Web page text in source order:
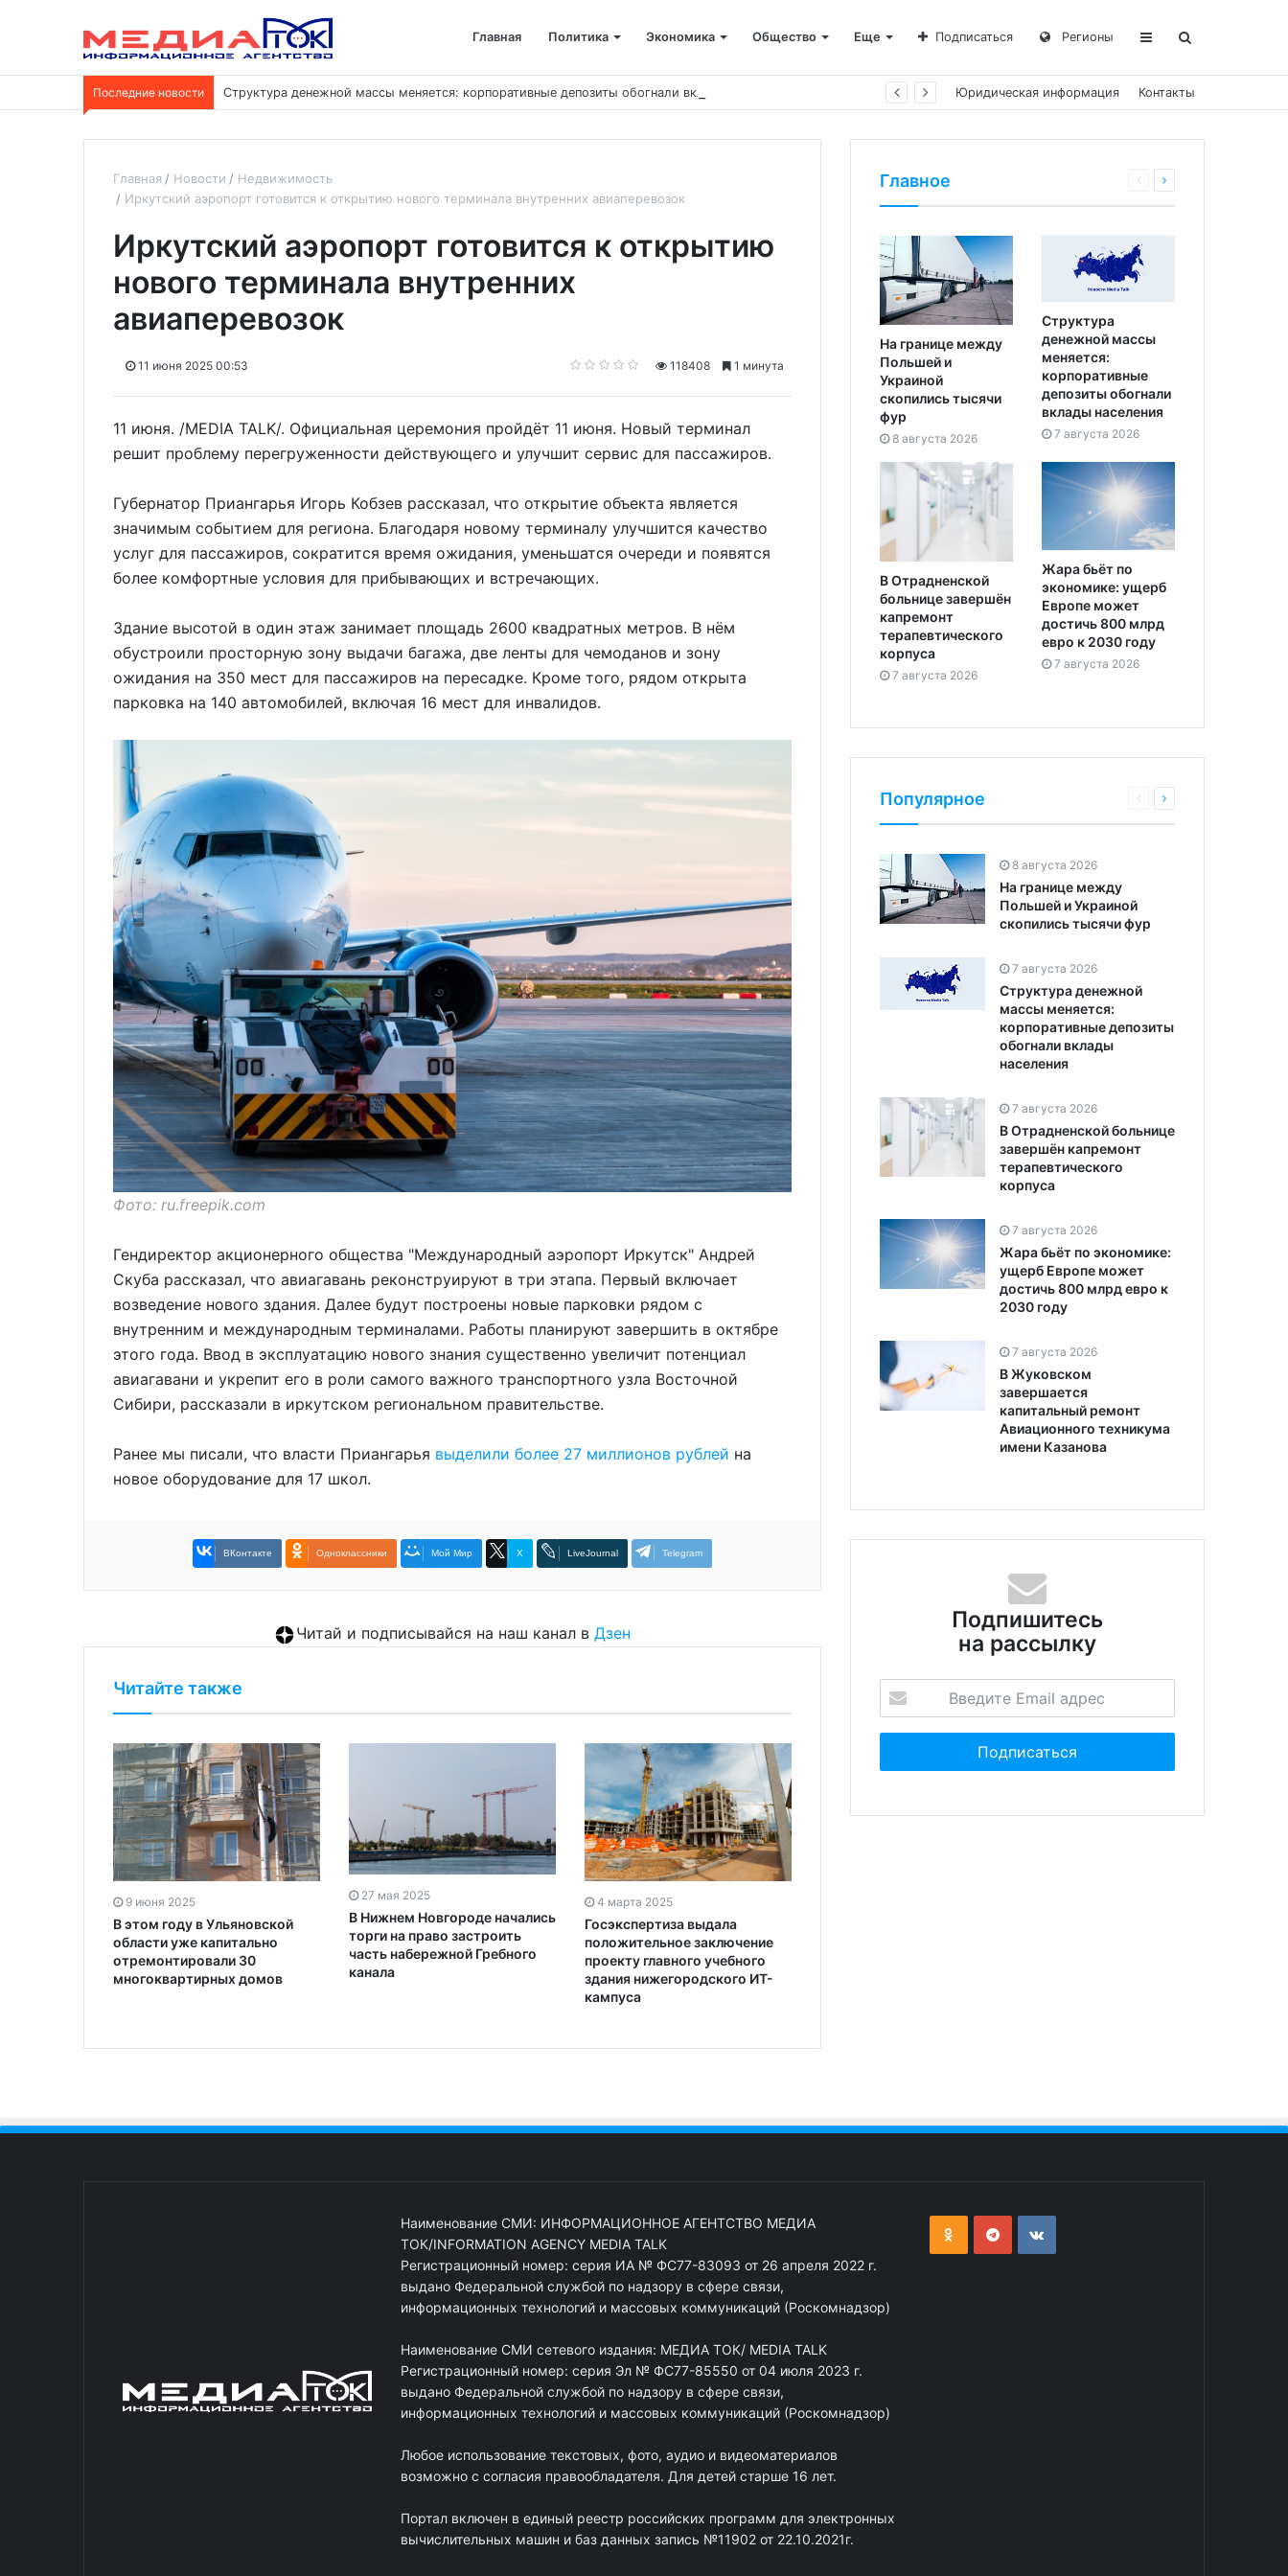
Главная Политика Экономика Общество Еще Подписаться Регионы
Последние новости Структура денежной массы меняется: корпоративные депозиты обогнали вклады населения Юридическая информация Контакты
Главная Новости
Недвижимость
Иркутский аэропорт готовится к открытию нового терминала внутренних авиаперевозок
Иркутский аэропорт готовится к открытию
нового терминала внутренних
авиаперевозок
11 июня 2025 00:53 118408 1 минута
11 июня. /MEDIA TALK/. Официальная церемония пройдёт 11 июня. Новый терминал
решит проблему перегруженности действующего и улучшит сервис для пассажиров.
Губернатор Приангарья Игорь Кобзев рассказал, что открытие объекта является
значимым событием для региона. Благодаря новому терминалу улучшится качество
услуг для пассажиров, сократится время ожидания, уменьшатся очереди и появятся
более комфортные условия для прибывающих и встречающих.
Здание высотой в один этаж занимает площадь 2600 квадратных метров. В нём
обустроили просторную зону выдачи багажа, две ленты для чемоданов и зону
ожидания на 350 мест для пассажиров на пересадке. Кроме того, рядом открыта
парковка на 140 автомобилей, включая 16 мест для инвалидов.
Фото: ru.freepik.com
Гендиректор акционерного общества "Международный аэропорт Иркутск" Андрей
Скуба рассказал, что авиагавань реконструируют в три этапа. Первый включает
возведение нового здания. Далее будут построены новые парковки рядом с
внутренним и международным терминалами. Работы планируют завершить в октябре
этого года. Ввод в эксплуатацию нового знания существенно увеличит потенциал
авиагавани и укрепит его в роли самого важного транспортного узла Восточной
Сибири, рассказали в иркутском региональном правительстве.
Ранее мы писали, что власти Приангарья выделили более 27 миллионов рублей на
новое оборудование для 17 школ.
ВКонтакте Одноклассники Мой Мир X LiveJournal Telegram
Читай и подписывайся на наш канал в Дзен
Читайте также
9 июня 2025
В этом году в Ульяновской
области уже капитально
отремонтировали 30
многоквартирных домов
27 мая 2025
В Нижнем Новгороде начались
торги на право застроить
часть набережной Гребного
канала
4 марта 2025
Госэкспертиза выдала
положительное заключение
проекту главного учебного
здания нижегородского ИТ-
кампуса
Главное
На границе между
Польшей и
Украиной
скопились тысячи
фур
8 августа 2026
Структура
денежной массы
меняется:
корпоративные
депозиты обогнали
вклады населения
7 августа 2026
В Отрадненской
больнице завершён
капремонт
терапевтического
корпуса
7 августа 2026
Жара бьёт по
экономике: ущерб
Европе может
достичь 800 млрд
евро к 2030 году
7 августа 2026
Популярное
8 августа 2026
На границе между
Польшей и Украиной
скопились тысячи фур
7 августа 2026
Структура денежной
массы меняется:
корпоративные депозиты
обогнали вклады
населения
7 августа 2026
В Отрадненской больнице
завершён капремонт
терапевтического
корпуса
7 августа 2026
Жара бьёт по экономике:
ущерб Европе может
достичь 800 млрд евро к
2030 году
7 августа 2026
В Жуковском
завершается
капитальный ремонт
Авиационного техникума
имени Казанова
Подпишитесь
на рассылку
Наименование СМИ: ИНФОРМАЦИОННОЕ АГЕНТСТВО МЕДИА
ТОК/INFORMATION AGENCY MEDIA TALK
Регистрационный номер: серия ИА № ФС77-83093 от 26 апреля 2022 г.
выдано Федеральной службой по надзору в сфере связи,
информационных технологий и массовых коммуникаций (Роскомнадзор)
Наименование СМИ сетевого издания: МЕДИА ТОК/ MEDIA TALK
Регистрационный номер: серия Эл № ФС77-85550 от 04 июля 2023 г.
выдано Федеральной службой по надзору в сфере связи,
информационных технологий и массовых коммуникаций (Роскомнадзор)
Любое использование текстовых, фото, аудио и видеоматериалов
возможно с согласия правообладателя. Для детей старше 16 лет.
Портал включен в единый реестр российских программ для электронных
вычислительных машин и баз данных запись №11902 от 22.10.2021г.